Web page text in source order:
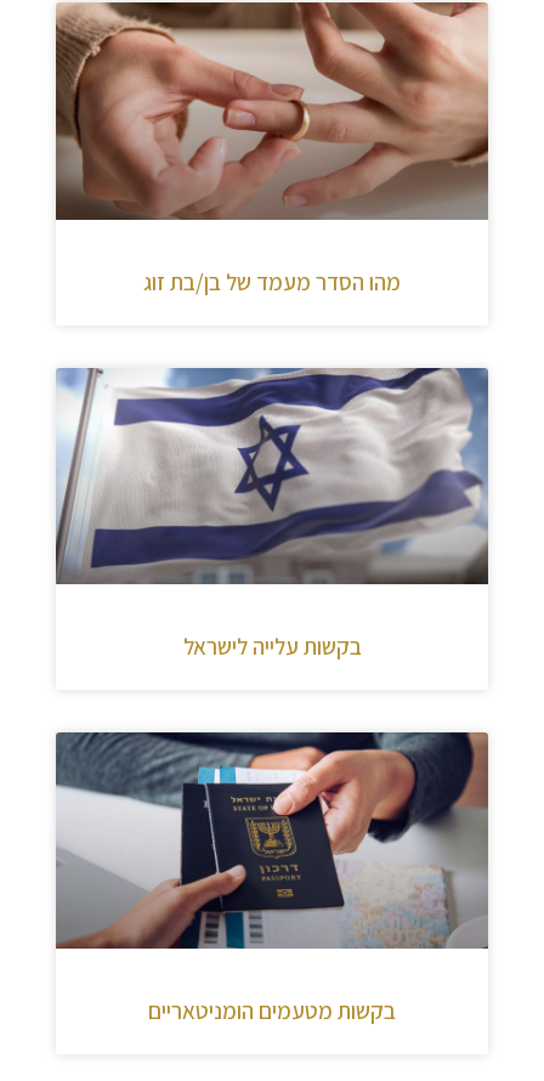
מהו הסדר מעמד של בן/בת זוג
בקשות עלייה לישראל
בקשות מטעמים הומניטאריים